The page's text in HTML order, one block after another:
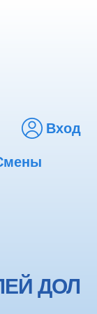
Вход
ДОЛ